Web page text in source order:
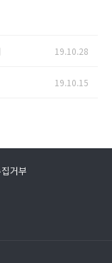
19.10.28
19.10.15
거부